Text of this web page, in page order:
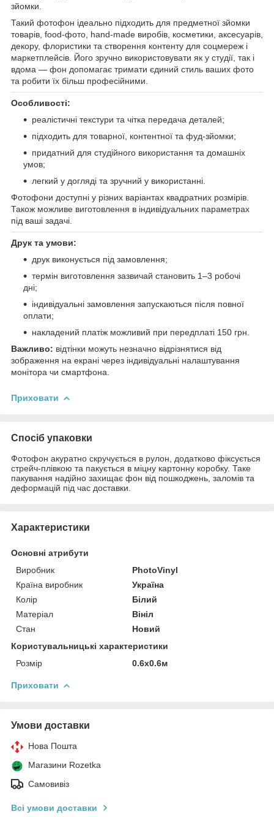
зйомки.
Такий фотофон ідеально підходить для предметної зйомки
товарів, food-фото, hand-made виробів, косметики, аксесуарів,
декору, флористики та створення контенту для соцмереж і
маркетплейсів. Його зручно використовувати як у студії, так і
вдома — фон допомагає тримати єдиний стиль ваших фото
та робити їх більш професійними.
Особливості:
реалістичні текстури та чітка передача деталей;
підходить для товарної, контентної та фуд-зйомки;
придатний для студійного використання та домашніх
умов;
легкий у догляді та зручний у використанні.
Фотофони доступні у різних варіантах квадратних розмірів.
Також можливе виготовлення в індивідуальних параметрах
під ваші задачі.
Друк та умови:
друк виконується під замовлення;
термін виготовлення зазвичай становить 1–3 робочі
дні;
індивідуальні замовлення запускаються після повної
оплати;
накладений платіж можливий при передплаті 150 грн.
Важливо: відтінки можуть незначно відрізнятися від
зображення на екрані через індивідуальні налаштування
монітора чи смартфона.
Приховати
Спосіб упаковки
Фотофон акуратно скручується в рулон, додатково фіксується
стрейч-плівкою та пакується в міцну картонну коробку. Таке
пакування надійно захищає фон від пошкоджень, заломів та
деформацій під час доставки.
Характеристики
Основні атрибути
Виробник
PhotoVinyl
Країна виробник
Україна
Колір
Білий
Матеріал
Вініл
Стан
Новий
Користувальницькі характеристики
Розмір
0.6х0.6м
Приховати
Умови доставки
Нова Пошта
Магазини Rozetka
Самовивіз
Всі умови доставки